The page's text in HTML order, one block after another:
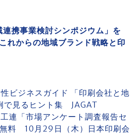
携事業検討シンポジウム」を
からの地域ブランド戦略と印
ビジネスガイド 「印刷会社と地
見るヒント集 JAGAT
工連「市場アンケート調査報告セ
料 10月29日（木）日本印刷会